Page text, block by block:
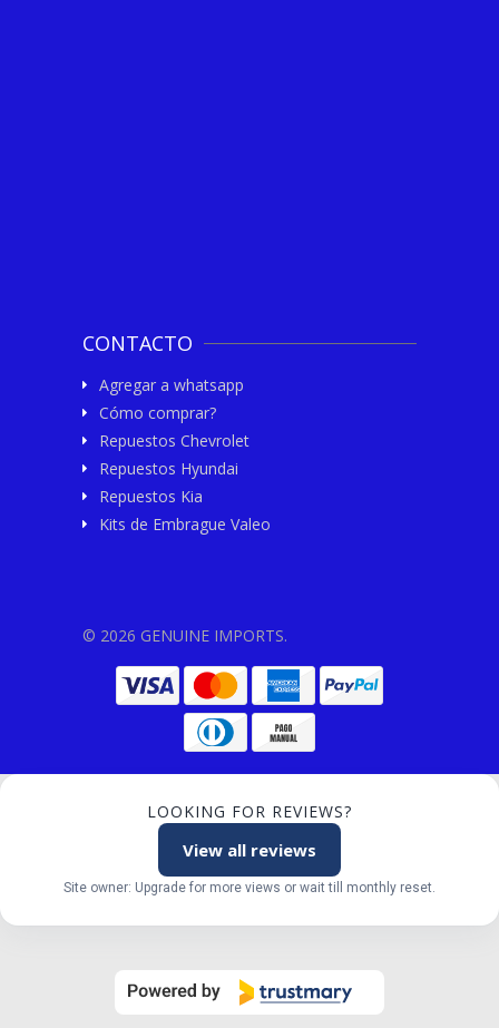
CONTACTO
Agregar a whatsapp
Cómo comprar?
Repuestos Chevrolet
Repuestos Hyundai
Repuestos Kia
Kits de Embrague Valeo
© 2026 GENUINE IMPORTS.
LOOKING FOR REVIEWS?
View all reviews
Site owner: Upgrade for more views or wait till monthly reset.